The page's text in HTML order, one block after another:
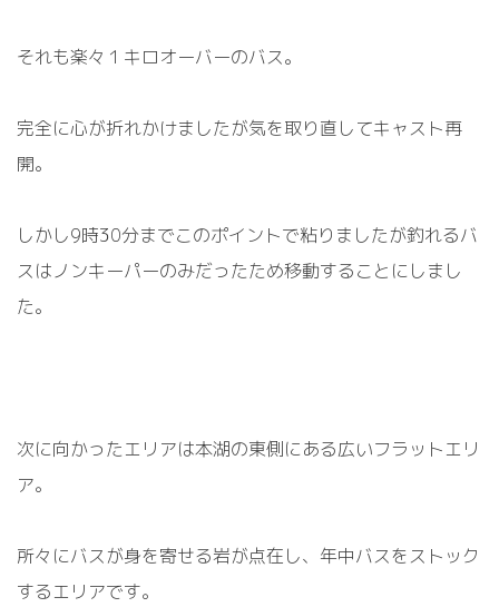
それも楽々１キロオーバーのバス。
完全に心が折れかけましたが気を取り直してキャスト再
開。
しかし9時30分までこのポイントで粘りましたが釣れるバ
スはノンキーパーのみだったため移動することにしまし
た。
次に向かったエリアは本湖の東側にある広いフラットエリ
ア。
所々にバスが身を寄せる岩が点在し、年中バスをストック
するエリアです。